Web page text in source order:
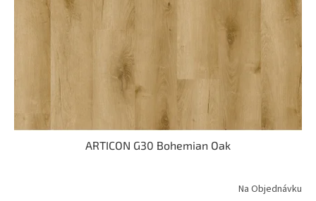
ARTICON G30 Bohemian Oak
Na Objednávku